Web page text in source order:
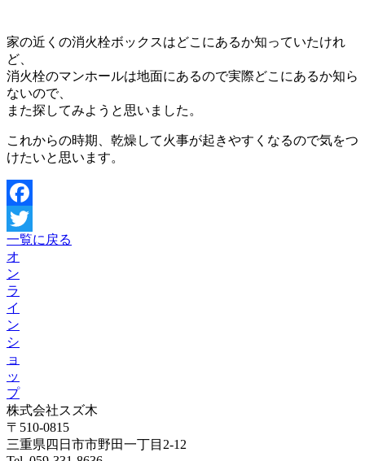
家の近くの消火栓ボックスはどこにあるか知っていたけれ
ど、
消火栓のマンホールは地面にあるので実際どこにあるか知ら
ないので、
また探してみようと思いました。
これからの時期、乾燥して火事が起きやすくなるので気をつ
けたいと思います。
Facebook
Twitter
一覧に戻る
オ
ン
ラ
イ
ン
シ
ョ
ッ
プ
株式会社スズ木
〒510-0815
三重県四日市市野田一丁目2-12